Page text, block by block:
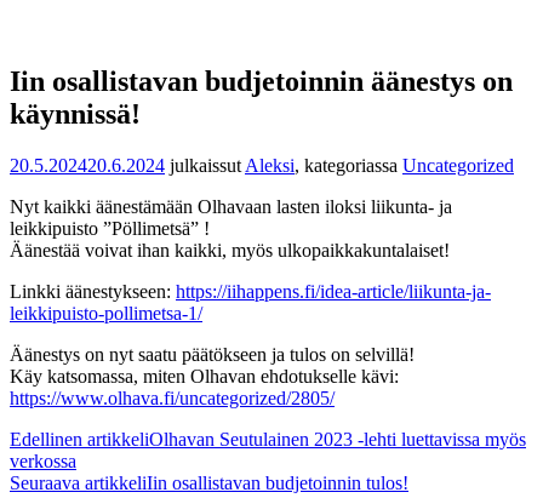
Iin osallistavan budjetoinnin äänestys on
käynnissä!
20.5.202420.6.2024 julkaissut Aleksi, kategoriassa Uncategorized
Nyt kaikki äänestämään Olhavaan lasten iloksi liikunta- ja
leikkipuisto ”Pöllimetsä” !
Äänestää voivat ihan kaikki, myös ulkopaikkakuntalaiset!
Linkki äänestykseen: https://iihappens.fi/idea-article/liikunta-ja-
leikkipuisto-pollimetsa-1/
Äänestys on nyt saatu päätökseen ja tulos on selvillä!
Käy katsomassa, miten Olhavan ehdotukselle kävi:
https://www.olhava.fi/uncategorized/2805/
Artikkelien
selaus
Edellinen artikkeliOlhavan Seutulainen 2023 -lehti luettavissa myös
verkossa
Seuraava artikkeliIin osallistavan budjetoinnin tulos!